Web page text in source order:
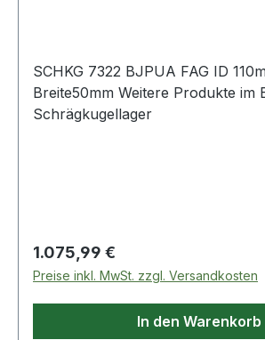
SCHKG 7322 BJPUA FAG ID
Breite50mm Weitere Produkte im Bereich
Schrägkugellager
Regulärer Preis:
1.075,99 €
Preise inkl. MwSt. zzgl. Versandkosten
In den Warenkorb